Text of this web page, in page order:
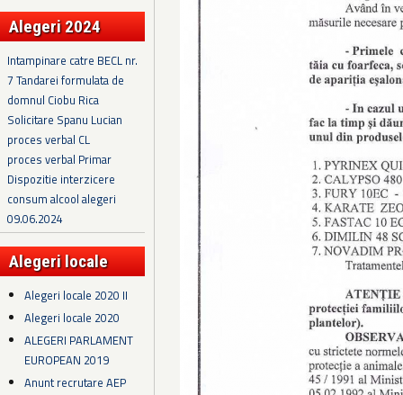
Alegeri 2024
Intampinare catre BECL nr.
7 Tandarei formulata de
domnul Ciobu Rica
Solicitare Spanu Lucian
proces verbal CL
proces verbal Primar
Dispozitie interzicere
consum alcool alegeri
09.06.2024
Alegeri locale
Alegeri locale 2020 II
Alegeri locale 2020
ALEGERI PARLAMENT
EUROPEAN 2019
Anunt recrutare AEP